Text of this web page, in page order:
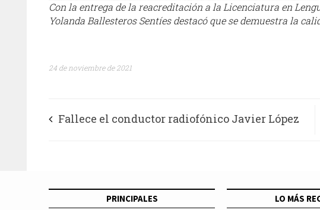
Con la entrega de la reacreditación a la Licenciatura en
Yolanda Ballesteros Sentíes destacó que se demuestra la
24 de noviembre de 2021
Fallece el conductor radiofónico Javier López
PRINCIPALES LO MÁS